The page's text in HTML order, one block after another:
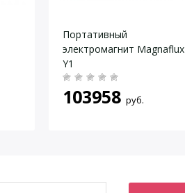
Портативный
электромагнит Magnaflux
Y1
103958 руб.